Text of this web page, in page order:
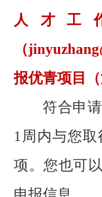
人才工
（
报优青项目（
符合申
1周内与您
项。您也可